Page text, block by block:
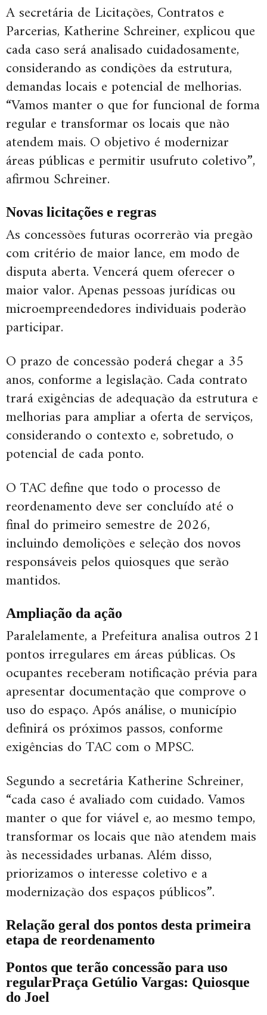
A secretária de Licitações, Contratos e
Parcerias, Katherine Schreiner, explicou que
cada caso será analisado cuidadosamente,
considerando as condições da estrutura,
demandas locais e potencial de melhorias.
“Vamos manter o que for funcional de forma
regular e transformar os locais que não
atendem mais. O objetivo é modernizar
áreas públicas e permitir usufruto coletivo”,
afirmou Schreiner.
Novas licitações e regras
As concessões futuras ocorrerão via pregão
com critério de maior lance, em modo de
disputa aberta. Vencerá quem oferecer o
maior valor. Apenas pessoas jurídicas ou
microempreendedores individuais poderão
participar.
O prazo de concessão poderá chegar a 35
anos, conforme a legislação. Cada contrato
trará exigências de adequação da estrutura e
melhorias para ampliar a oferta de serviços,
considerando o contexto e, sobretudo, o
potencial de cada ponto.
O TAC define que todo o processo de
reordenamento deve ser concluído até o
final do primeiro semestre de 2026,
incluindo demolições e seleção dos novos
responsáveis pelos quiosques que serão
mantidos.
Ampliação da ação
Paralelamente, a Prefeitura analisa outros 21
pontos irregulares em áreas públicas. Os
ocupantes receberam notificação prévia para
apresentar documentação que comprove o
uso do espaço. Após análise, o município
definirá os próximos passos, conforme
exigências do TAC com o MPSC.
Segundo a secretária Katherine Schreiner,
“cada caso é avaliado com cuidado. Vamos
manter o que for viável e, ao mesmo tempo,
transformar os locais que não atendem mais
às necessidades urbanas. Além disso,
priorizamos o interesse coletivo e a
modernização dos espaços públicos”.
Relação geral dos pontos desta primeira
etapa de reordenamento
Pontos que terão concessão para uso
regularPraça Getúlio Vargas: Quiosque
do Joel